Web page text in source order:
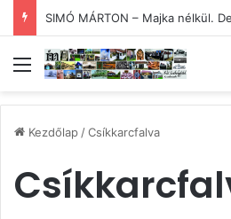
SIMÓ MÁRTON – Majka nélkül.
Menü
Kezdőlap/Csíkkarcfalva